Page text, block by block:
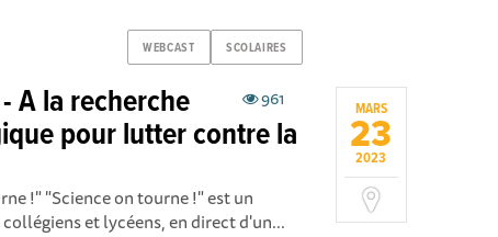
WEBCAST SCOLAIRES
MARS
23
2023
961
- A la recherche
pour lutter contre la
!" "Science on tourne !" est un
et lycéens, en direct d'un...